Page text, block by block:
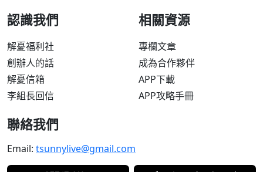
認識我們
解憂福利社
創辦人的話
解憂信箱
李組長回信
相關資源
專欄文章
成為合作夥伴
APP下載
APP攻略手冊
聯絡我們
Email: tsunnylive@gmail.com